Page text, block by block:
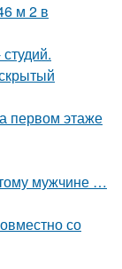
м 2 в
первом этаже
мужчине …
со